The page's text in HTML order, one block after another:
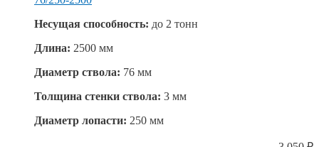
Несущая способность: до 2 тонн
Длина: 2500 мм
Диаметр ствола: 76 мм
Толщина стенки ствола: 3 мм
Диаметр лопасти: 250 мм